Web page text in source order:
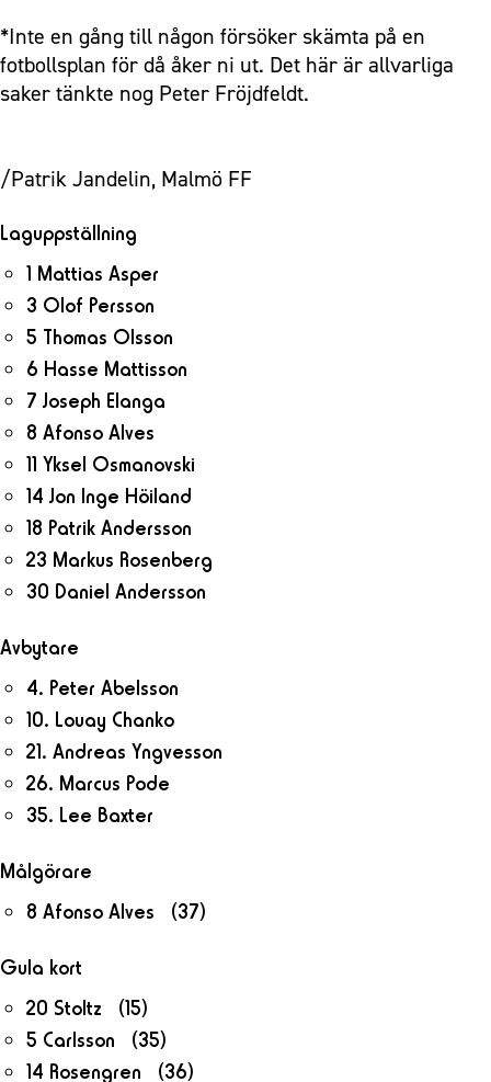
*Inte en gång till någon försöker skämta på en
fotbollsplan för då åker ni ut. Det här är allvarliga
saker tänkte nog Peter Fröjdfeldt.
/Patrik Jandelin, Malmö FF
Laguppställning
1 Mattias Asper
3 Olof Persson
5 Thomas Olsson
6 Hasse Mattisson
7 Joseph Elanga
8 Afonso Alves
11 Yksel Osmanovski
14 Jon Inge Höiland
18 Patrik Andersson
23 Markus Rosenberg
30 Daniel Andersson
Avbytare
4. Peter Abelsson
10. Louay Chanko
21. Andreas Yngvesson
26. Marcus Pode
35. Lee Baxter
Målgörare
8 Afonso Alves (37)
Gula kort
20 Stoltz (15)
5 Carlsson (35)
14 Rosengren (36)